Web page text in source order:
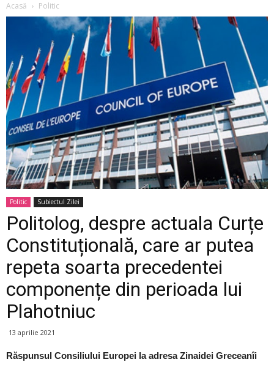
Acasă Politic
Politic Subiectul Zilei
Politolog, despre actuala Curțe
Constituțională, care ar putea
repeta soarta precedentei
componențe din perioada lui
Plahotniuc
13 aprilie 2021
Răspunsul Consiliului Europei la adresa Zinaidei Greceanîi